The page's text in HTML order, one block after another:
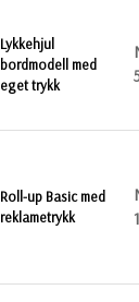
Lykkehjul
bordmodell med
eget trykk
Roll-up Basic med
reklametrykk